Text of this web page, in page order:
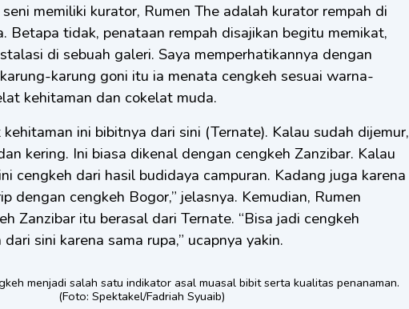
memiliki kurator, Rumen The adalah kurator rempah di
Betapa tidak, penataan rempah disajikan begitu memikat,
di sebuah galeri. Saya memperhatikannya dengan
karung goni itu ia menata cengkeh sesuai warna-
kehitaman dan cokelat muda.
ini bibitnya dari sini (Ternate). Kalau sudah dijemur,
kering. Ini biasa dikenal dengan cengkeh Zanzibar. Kalau
cengkeh dari hasil budidaya campuran. Kadang juga karena
dengan cengkeh Bogor,” jelasnya. Kemudian, Rumen
Zanzibar itu berasal dari Ternate. “Bisa jadi cengkeh
sini karena sama rupa,” ucapnya yakin.
menjadi salah satu indikator asal muasal bibit serta kualitas penanaman.
(Foto: Spektakel/Fadriah Syuaib)